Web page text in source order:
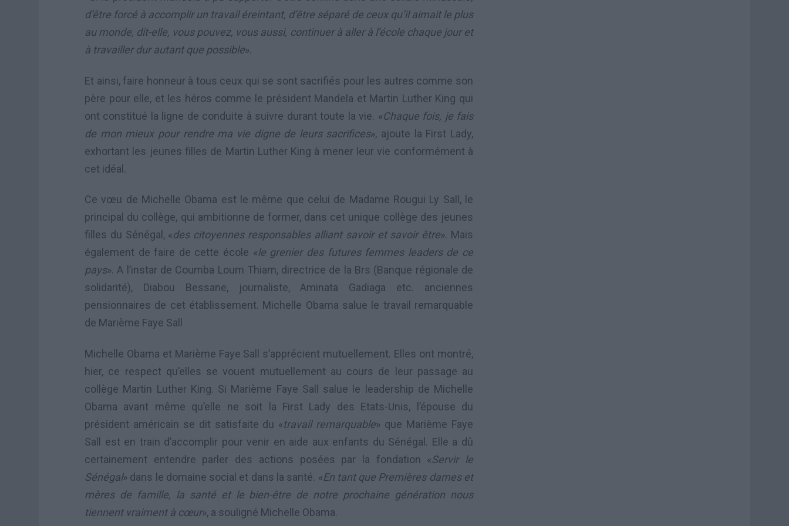
d’être forcé à accomplir un travail éreintant, d’être séparé de ceux qu’il aimait le plus
au monde, dit-elle, vous pouvez, vous aussi, continuer à aller à l’école chaque jour et
à travailler dur autant que possible».
Et ainsi, faire honneur à tous ceux qui se sont sacrifiés pour les autres comme son
père pour elle, et les héros comme le président Mandela et Martin Luther King qui
ont constitué la ligne de conduite à suivre durant toute la vie. «Chaque fois, je fais
de mon mieux pour rendre ma vie digne de leurs sacrifices», ajoute la First Lady,
exhortant les jeunes filles de Martin Luther King à mener leur vie conformément à
cet idéal.
Ce vœu de Michelle Obama est le même que celui de Madame Rougui Ly Sall, le
principal du collège, qui ambitionne de former, dans cet unique collège des jeunes
filles du Sénégal, «des citoyennes responsables alliant savoir et savoir être». Mais
également de faire de cette école «le grenier des futures femmes leaders de ce
pays». A l’instar de Coumba Loum Thiam, directrice de la Brs (Banque régionale de
solidarité), Diabou Bessane, journaliste, Aminata Gadiaga etc. anciennes
pensionnaires de cet établissement. Michelle Obama salue le travail remarquable
de Marième Faye Sall
Michelle Obama et Marième Faye Sall s’apprécient mutuellement. Elles ont montré,
hier, ce respect qu’elles se vouent mutuellement au cours de leur passage au
collège Martin Luther King. Si Marième Faye Sall salue le leadership de Michelle
Obama avant même qu’elle ne soit la First Lady des Etats-Unis, l’épouse du
président américain se dit satisfaite du «travail remarquable» que Marième Faye
Sall est en train d’accomplir pour venir en aide aux enfants du Sénégal. Elle a dû
certainement entendre parler des actions posées par la fondation «Servir le
Sénégal» dans le domaine social et dans la santé. «En tant que Premières dames et
mères de famille, la santé et le bien-être de notre prochaine génération nous
tiennent vraiment à cœur», a souligné Michelle Obama.